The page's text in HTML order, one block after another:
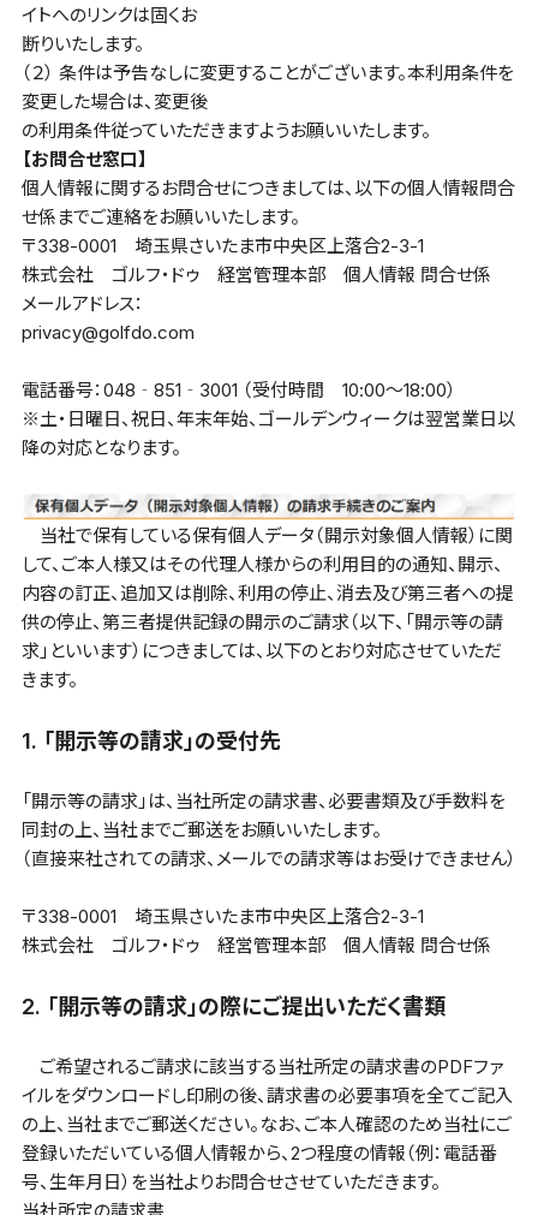
イトへのリンクは固くお
断りいたします。
（２） 条件は予告なしに変更することがございます。本利用条件を
変更した場合は、変更後
の利用条件従っていただきますようお願いいたします。
【お問合せ窓口】
個人情報に関するお問合せにつきましては、以下の個人情報問合
せ係までご連絡をお願いいたします。
〒338-0001 埼玉県さいたま市中央区上落合2-3-1
株式会社 ゴルフ・ドゥ 経営管理本部 個人情報 問合せ係
メールアドレス：
privacy@golfdo.com
電話番号：048‐851‐3001 （受付時間 10:00〜18:00）
※土・日曜日、祝日、年末年始、ゴールデンウィークは翌営業日以
降の対応となります。
当社で保有している保有個人データ（開示対象個人情報）に関
して、ご本人様又はその代理人様からの利用目的の通知、開示、
内容の訂正、追加又は削除、利用の停止、消去及び第三者への提
供の停止、第三者提供記録の開示のご請求（以下、「開示等の請
求」といいます）につきましては、以下のとおり対応させていただ
きます。
1. 「開示等の請求」の受付先
「開示等の請求」は、当社所定の請求書、必要書類及び手数料を
同封の上、当社までご郵送をお願いいたします。
（直接来社されての請求、メールでの請求等はお受けできません）
〒338-0001 埼玉県さいたま市中央区上落合2-3-1
株式会社 ゴルフ・ドゥ 経営管理本部 個人情報 問合せ係
2. 「開示等の請求」の際にご提出いただく書類
ご希望されるご請求に該当する当社所定の請求書のPDFファ
イルをダウンロードし印刷の後、請求書の必要事項を全てご記入
の上、当社までご郵送ください。なお、ご本人確認のため当社にご
登録いただいている個人情報から、2つ程度の情報（例：電話番
号、生年月日）を当社よりお問合せさせていただきます。